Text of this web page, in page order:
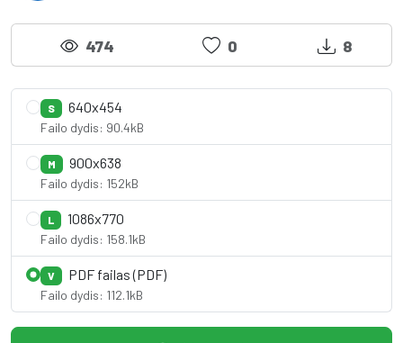
474 0 8
S 640x454
Failo dydis: 90.4kB
M 900x638
Failo dydis: 152kB
L 1086x770
Failo dydis: 158.1kB
V PDF failas (PDF)
Failo dydis: 112.1kB